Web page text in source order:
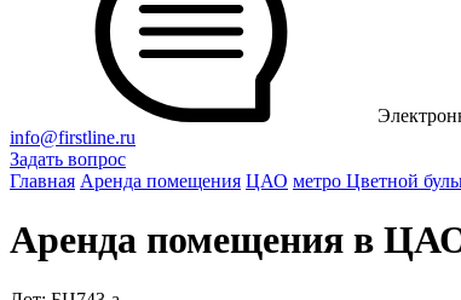
info@firstline.ru
Задать вопрос
Главная Аренда помещения ЦАО метро Цветной
Аренда помещения в